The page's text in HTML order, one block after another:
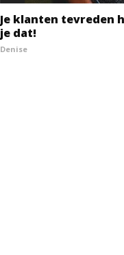
Je klanten tevreden
je dat!
Denise